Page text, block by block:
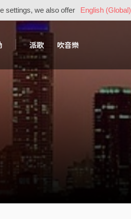
settings, we also offer English (Global)
派歌 吹音樂